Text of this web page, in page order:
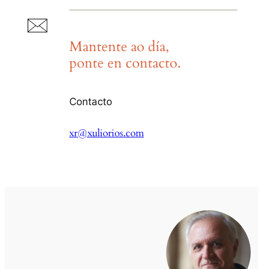
Mantente ao día,
ponte en contacto.
Contacto
xr@xuliorios.com